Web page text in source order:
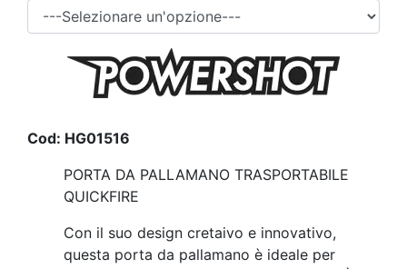
Cod: HG01516
PORTA DA PALLAMANO TRASPORTABILE
QUICKFIRE
Con il suo design cretaivo e innovativo,
questa porta da pallamano è ideale per